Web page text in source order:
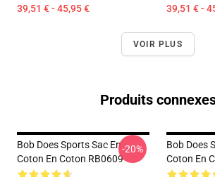
39,51 € - 45,95 € 39,51 € -
VOIR PLUS
Produits
Bob Does Sports Sac En
Coton En Coton RB0609
-20%
Bob Does
Coton En